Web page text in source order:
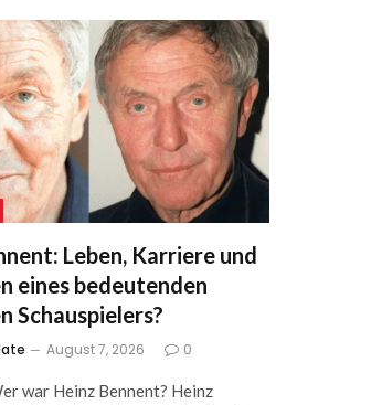
Leben, Karriere und
eines bedeutenden
Schauspielers?
August 7, 2026 0
war Heinz Bennent? Heinz